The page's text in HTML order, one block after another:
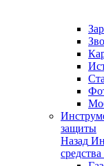
защиты
Назад